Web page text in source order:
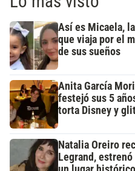
Así es Micaela,
que viaja por el
de sus sueños
Anita García
festejó sus 5
torta Disney y
Natalia Oreiro
Legrand,